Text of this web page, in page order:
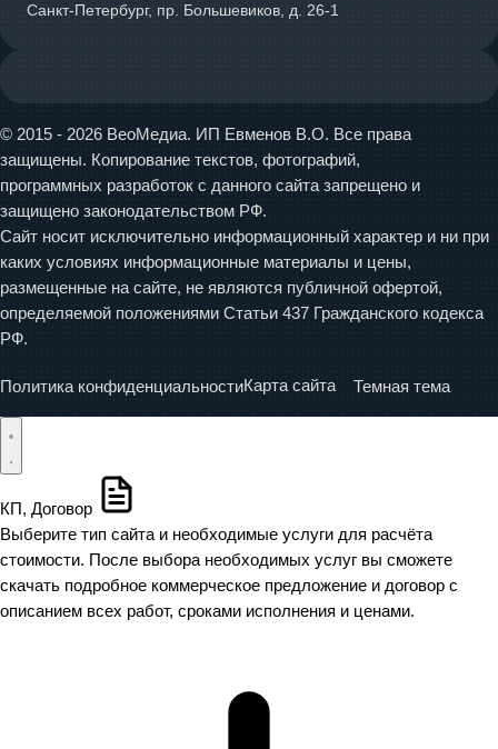
Санкт-Петербург, пр. Большевиков, д. 26-1
© 2015 - 2026 ВеоМедиа. ИП Евменов В.О. Все права
защищены. Копирование текстов, фотографий,
программных разработок с данного сайта запрещено и
защищено законодательством РФ.
Сайт носит исключительно информационный характер и ни при
каких условиях информационные материалы и цены,
размещенные на сайте, не являются публичной офертой,
определяемой положениями Статьи 437 Гражданского кодекса
РФ.
Политика конфиденциальностиКарта сайта Темная тема
КП, Договор
Выберите тип сайта и необходимые услуги для расчёта
стоимости. После выбора необходимых услуг вы сможете
скачать подробное коммерческое предложение и договор с
описанием всех работ, сроками исполнения и ценами.